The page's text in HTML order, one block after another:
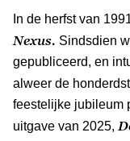
In de herfst van
Nexus. Sindsdien
gepubliceerd, en
alweer de
feestelijke jubileum
uitgave van 2025,